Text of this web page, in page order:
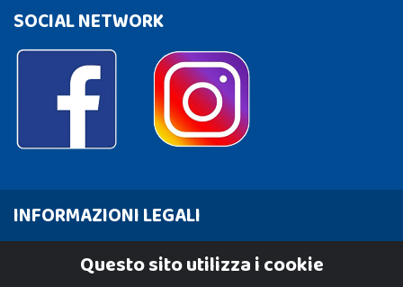
SOCIAL NETWORK
INFORMAZIONI LEGALI
Cookie PolicyQuesto sito utilizza i cookie